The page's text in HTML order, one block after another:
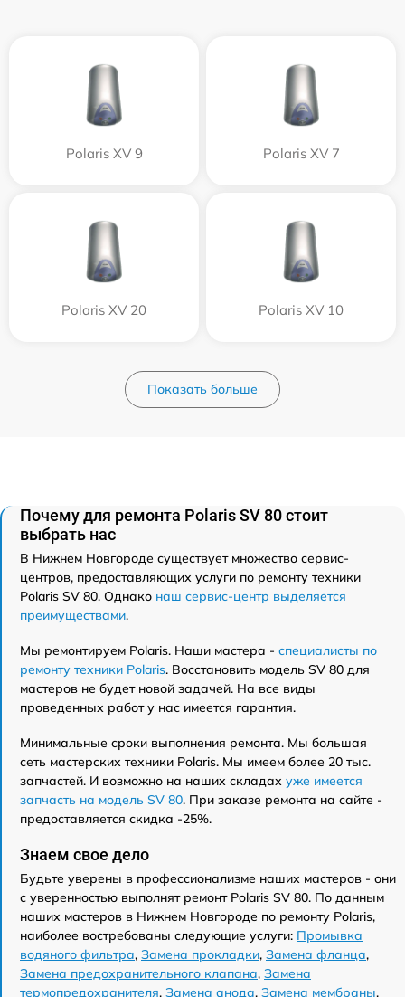
Polaris XV 9 Polaris XV 7
Polaris XV 20 Polaris XV 10
Показать больше
Почему для ремонта Polaris SV 80 стоит
выбрать нас
В Нижнем Новгороде существует множество сервис-
центров, предоставляющих услуги по ремонту техники
Polaris SV 80. Однако наш сервис-центр выделяется
преимуществами.
Мы ремонтируем Polaris. Наши мастера - специалисты по
ремонту техники Polaris. Восстановить модель SV 80 для
мастеров не будет новой задачей. На все виды
проведенных работ у нас имеется гарантия.
Минимальные сроки выполнения ремонта. Мы большая
сеть мастерских техники Polaris. Мы имеем более 20 тыс.
запчастей. И возможно на наших складах уже имеется
запчасть на модель SV 80. При заказе ремонта на сайте -
предоставляется скидка -25%.
Знаем свое дело
Будьте уверены в профессионализме наших мастеров - они
с уверенностью выполнят ремонт Polaris SV 80. По данным
наших мастеров в Нижнем Новгороде по ремонту Polaris,
наиболее востребованы следующие услуги: Промывка
водяного фильтра, Замена прокладки, Замена фланца,
Замена предохранительного клапана, Замена
термопредохранителя, Замена анода, Замена мембраны,